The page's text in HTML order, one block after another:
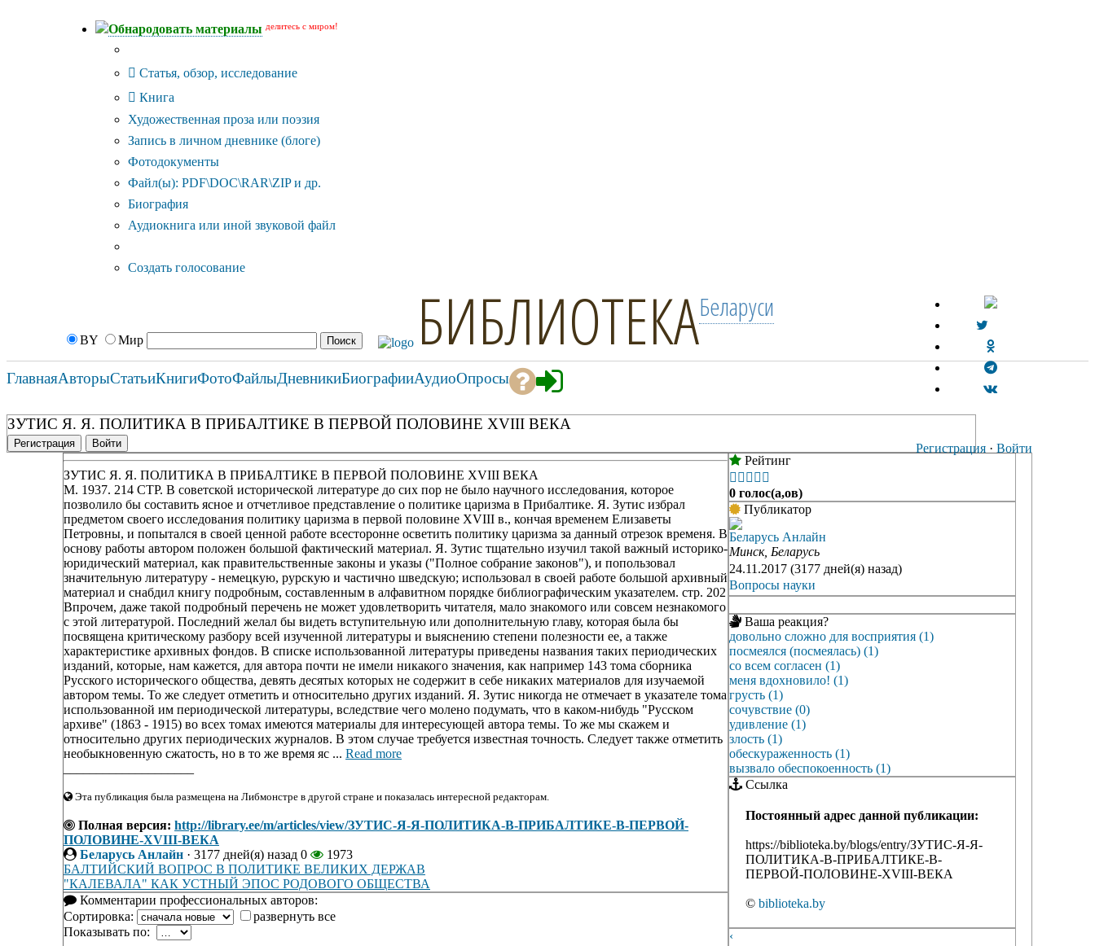
Обнародовать материалы делитесь с миром!
Статья, обзор, исследование
Книга
Художественная проза или поэзия
Запись в личном дневнике (блоге)
Фотодокументы
Файл(ы): PDF\DOC\RAR\ZIP и др.
Биография
Аудиокнига или иной звуковой файл
Создать голосование
BY Мир БИБЛИОТЕКАБеларуси
Регистрация · Войти
ГлавнаяАвторыСтатьиКнигиФотоФайлыДневникиБиографииАудиоОпросы
ЗУТИС Я. Я. ПОЛИТИКА В ПРИБАЛТИКЕ В ПЕРВОЙ ПОЛОВИНЕ XVIII ВЕКА
Регистрация Войти
ЗУТИС Я. Я. ПОЛИТИКА В ПРИБАЛТИКЕ В ПЕРВОЙ ПОЛОВИНЕ XVIII ВЕКА
М. 1937. 214 СТР. В советской исторической литературе до сих пор не было научного исследования, которое
позволило бы составить ясное и отчетливое представление о политике царизма в Прибалтике. Я. Зутис избрал
предметом своего исследования политику царизма в первой половине XVIII в., кончая временем Елизаветы
Петровны, и попытался в своей ценной работе всесторонне осветить политику царизма за данный отрезок временя. В
основу работы автором положен большой фактический материал. Я. Зутис тщательно изучил такой важный историко-
юридический материал, как правительственные законы и указы ("Полное собрание законов"), и попользовал
значительную литературу - немецкую, рурскую и частично шведскую; использовал в своей работе большой архивный
материал и снабдил книгу подробным, составленным в алфавитном порядке библиографическим указателем. стр. 202
Впрочем, даже такой подробный перечень не может удовлетворить читателя, мало знакомого или совсем незнакомого
с этой литературой. Последний желал бы видеть вступительную или дополнительную главу, которая была бы
посвящена критическому разбору всей изученной литературы и выяснению степени полезности ее, а также
характеристике архивных фондов. В списке использованной литературы приведены названия таких периодических
изданий, которые, нам кажется, для автора почти не имели никакого значения, как например 143 тома сборника
Русского исторического общества, девять десятых которых не содержит в себе никаких материалов для изучаемой
автором темы. То же следует отметить и относительно других изданий. Я. Зутис никогда не отмечает в указателе тома
использованной им периодической литературы, вследствие чего молено подумать, что в каком-нибудь "Русском
архиве" (1863 - 1915) во всех томах имеются материалы для интересующей автора темы. То же мы скажем и
относительно других периодических журналов. В этом случае требуется известная точность. Следует также отметить
необыкновенную сжатость, но в то же время яс ... Read more
Эта публикация была размещена на Либмонстре в другой стране и показалась интересной редакторам.
Полная версия: http://library.ee/m/articles/view/ЗУТИС-Я-Я-ПОЛИТИКА-В-ПРИБАЛТИКЕ-В-ПЕРВОЙ-
ПОЛОВИНЕ-XVIII-ВЕКА
Беларусь Анлайн · 3177 дней(я) назад 0
1973
БАЛТИЙСКИЙ ВОПРОС В ПОЛИТИКЕ ВЕЛИКИХ ДЕРЖАВ
"КАЛЕВАЛА" КАК УСТНЫЙ ЭПОС РОДОВОГО ОБЩЕСТВА
Комментарии профессиональных авторов:
Сортировка:
развернуть все
Показывать по:
Рейтинг
    
0 голос(а,ов)
Публикатор
Беларусь Анлайн
Минск, Беларусь
24.11.2017 (3177 дней(я) назад)
Вопросы науки
Ваша реакция?
довольно сложно для восприятия (1)
посмеялся (посмеялась) (1)
со всем согласен (1)
меня вдохновило! (1)
грусть (1)
сочувствие (0)
удивление (1)
злость (1)
обескураженность (1)
вызвало обеспокоенность (1)
Ссылка
Постоянный адрес данной публикации:
https://biblioteka.by/blogs/entry/ЗУТИС-Я-Я-
ПОЛИТИКА-В-ПРИБАЛТИКЕ-В-
ПЕРВОЙ-ПОЛОВИНЕ-XVIII-ВЕКА
© biblioteka.by
‹